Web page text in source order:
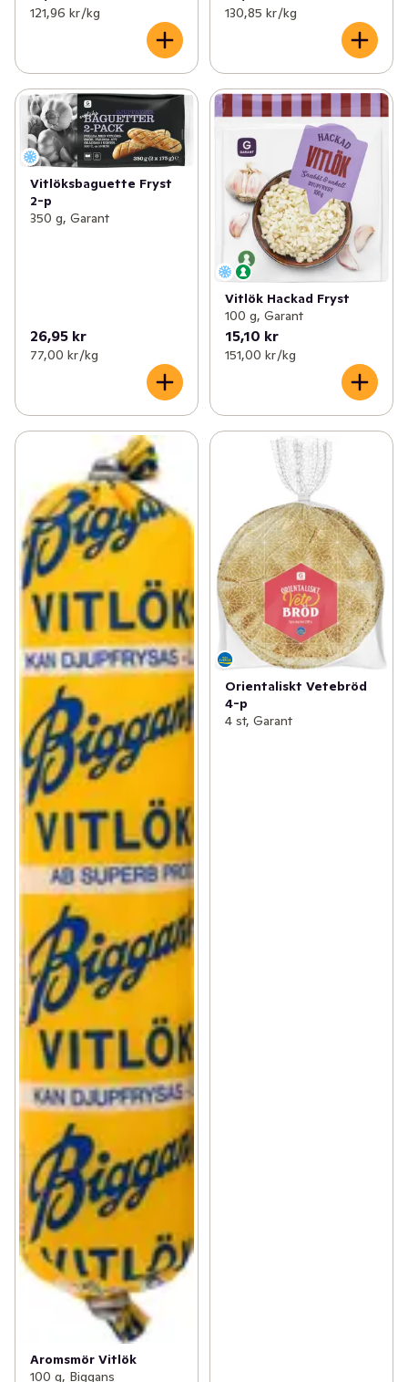
121,96 kr /kg 130,85 kr /kg
Vitlöksbaguette Fryst
2-p
350 g, Garant
26,95 kr
77,00 kr /kg
Vitlök Hackad Fryst
100 g, Garant
15,10 kr
151,00 kr /kg
Aromsmör Vitlök
100 g, Biggans
Orientaliskt Vetebröd
4-p
4 st, Garant